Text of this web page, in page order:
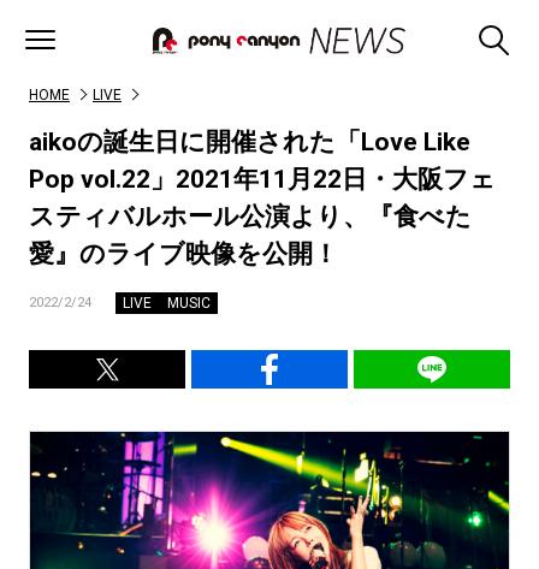
HOME LIVE
aikoの誕生日に開催された「Love Like
Pop vol.22」2021年11月22日・大阪フェ
スティバルホール公演より、『食べた
愛』のライブ映像を公開！
2022/2/24 LIVE MUSIC